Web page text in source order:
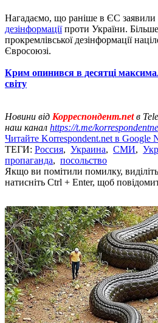
Нагадаємо, що раніше в ЄС заявили
дезінформаціїпроти України.
прокремлівської дезінформації
Євросоюзі.
Крим опинився в десятці
світу
Новини від Корреспондент.netв
наш канал https://t.me/
Читайте Korrespondent.net в Google
ТЕГИ: Россия, Украина, СМИ,
пропаганда, посольство
Якщо ви помітили помилку, виділіть
натисніть Ctrl + Enter, щоб